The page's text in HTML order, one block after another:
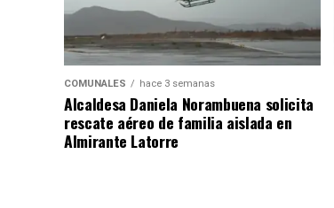
COMUNALES hace 3 semanas
Alcaldesa Daniela Norambuena solicita
rescate aéreo de familia aislada en
Almirante Latorre